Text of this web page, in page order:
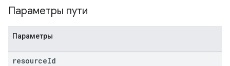
Параметры пути
Параметры
resourceId